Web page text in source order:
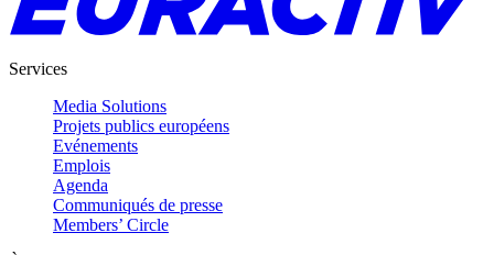
Services
Media Solutions
Projets publics européens
Evénements
Emplois
Agenda
Communiqués de presse
Members’ Circle